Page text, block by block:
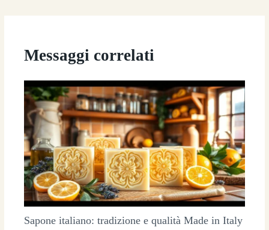
Messaggi correlati
Sapone italiano: tradizione e qualità Made in Italy